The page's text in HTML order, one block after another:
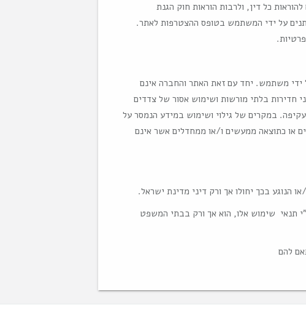
כל דין, ולרבות הוראות חוק הגנת
הניתנים על ידי המשתמש בטופס ההצטרפות לאתר.
ידי משתמש. יחד עם זאת האתר והחברה אינם
בלתי מורשות ושימוש אסור של צדדים
במקרים של גילוי ושימוש במידע הנמסר על
או כתוצאה ממעשים ו/או ממחדלים אשר אינם
תנאי שימוש אלו, הוא אך ורק בבתי המשפט